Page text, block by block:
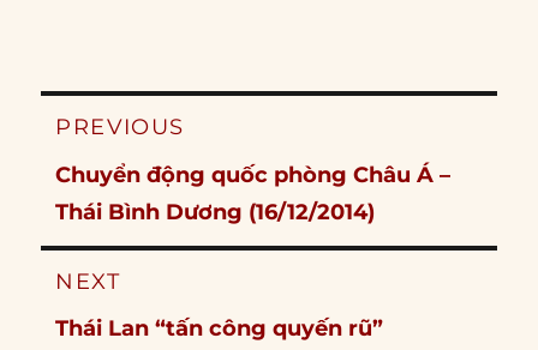
Post
PREVIOUS
Previous
post:
Chuyển động quốc phòng Châu Á –
Thái Bình Dương (16/12/2014)
NEXT
Next
Thái Lan “tấn công quyến rũ”